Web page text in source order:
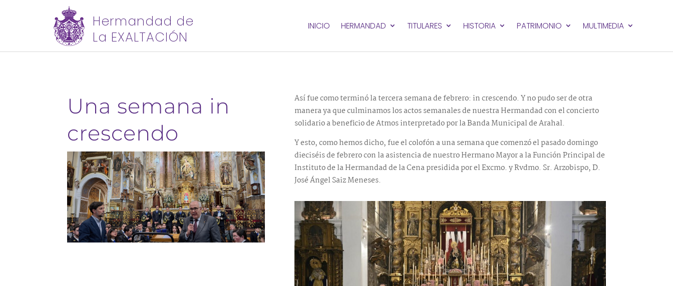
Hermandad de
La EXALTACIÓN
INICIO HERMANDAD TITULARES HISTORIA PATRIMONIO MULTIMEDIA
Una semana in
crescendo
Así fue como terminó la tercera semana de febrero: in crescendo. Y no pudo ser de otra
manera ya que culminamos los actos semanales de nuestra Hermandad con el concierto
solidario a beneficio de Atmos interpretado por la Banda Municipal de Arahal.
Y esto, como hemos dicho, fue el colofón a una semana que comenzó el pasado domingo
dieciséis de febrero con la asistencia de nuestro Hermano Mayor a la Función Principal de
Instituto de la Hermandad de la Cena presidida por el Excmo. y Rvdmo. Sr. Arzobispo, D.
José Ángel Saiz Meneses.